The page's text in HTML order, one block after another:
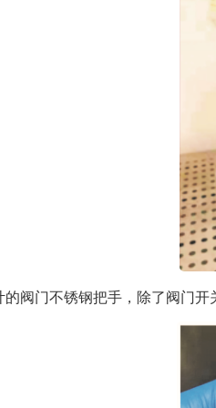
的阀门不锈钢把手，除了阀门